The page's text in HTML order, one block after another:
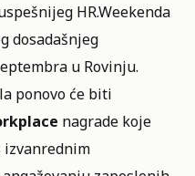
HR.Weekenda
dosadašnjeg
u Rovinju.
ponovo će biti
nagrade koje
izvanrednim